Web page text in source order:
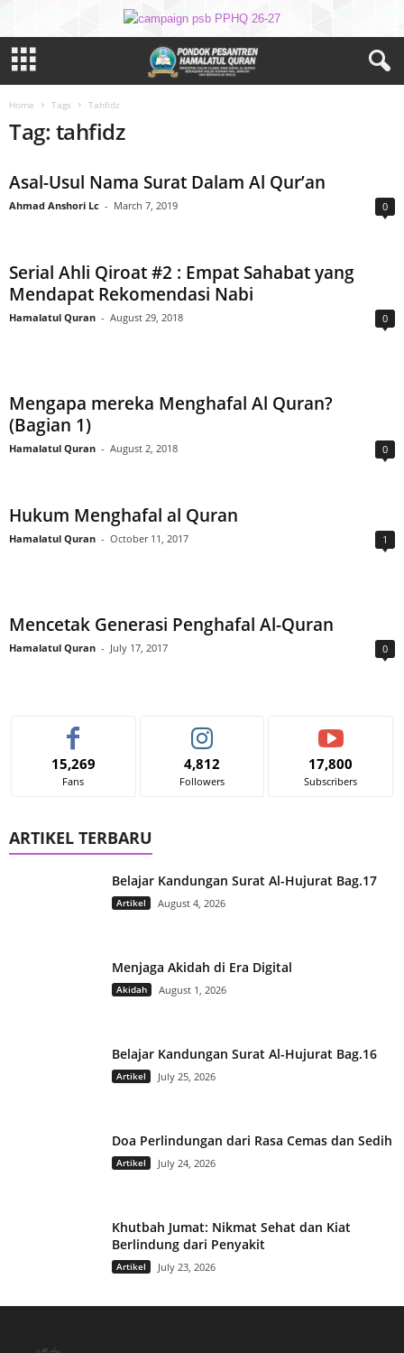
Home Tags Tahfidz
Tag: tahfidz
Asal-Usul Nama Surat Dalam Al Qur’an
Ahmad Anshori Lc - March 7, 2019 0
Serial Ahli Qiroat #2 : Empat Sahabat yang
Mendapat Rekomendasi Nabi
Hamalatul Quran - August 29, 2018 0
Mengapa mereka Menghafal Al Quran?
(Bagian 1)
Hamalatul Quran - August 2, 2018 0
Hukum Menghafal al Quran
Hamalatul Quran - October 11, 2017 1
Mencetak Generasi Penghafal Al-Quran
Hamalatul Quran - July 17, 2017 0
15,269
Fans
4,812
Followers
17,800
Subscribers
ARTIKEL TERBARU
Belajar Kandungan Surat Al-Hujurat Bag.17
Artikel August 4, 2026
Menjaga Akidah di Era Digital
Akidah August 1, 2026
Belajar Kandungan Surat Al-Hujurat Bag.16
Artikel July 25, 2026
Doa Perlindungan dari Rasa Cemas dan Sedih
Artikel July 24, 2026
Khutbah Jumat: Nikmat Sehat dan Kiat
Berlindung dari Penyakit
Artikel July 23, 2026